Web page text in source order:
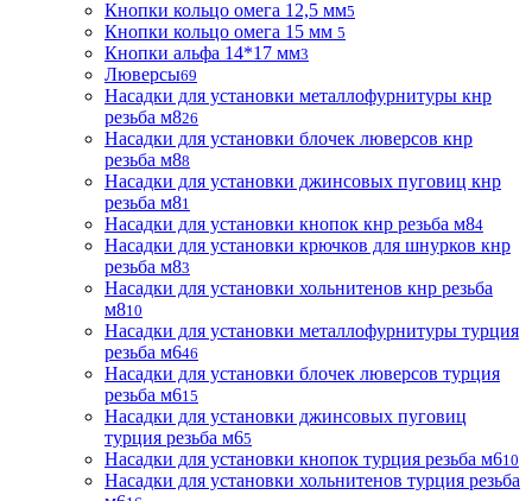
Кнопки кольцо омега 12,5 мм5
Кнопки кольцо омега 15 мм 5
Кнопки альфа 14*17 мм3
Люверсы69
Насадки для установки металлофурнитуры кнр
резьба м826
Насадки для установки блочек люверсов кнр
резьба м88
Насадки для установки джинсовых пуговиц кнр
резьба м81
Насадки для установки кнопок кнр резьба м84
Насадки для установки крючков для шнурков кнр
резьба м83
Насадки для установки хольнитенов кнр резьба
м810
Насадки для установки металлофурнитуры турция
резьба м646
Насадки для установки блочек люверсов турция
резьба м615
Насадки для установки джинсовых пуговиц
турция резьба м65
Насадки для установки кнопок турция резьба м610
Насадки для установки хольнитенов турция резьба